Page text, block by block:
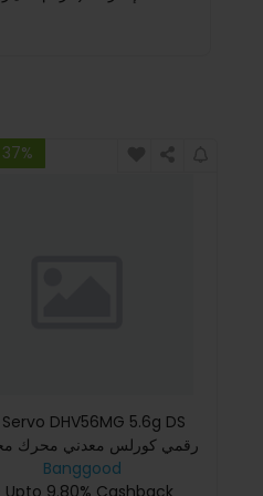
DHV56MG 5.6g DS
رقمي كورلس معدني محرك
اللاسلكية
Banggood
Upto 9.80% Cashback